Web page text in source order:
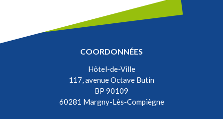
COORDONNÉES
Hôtel-de-Ville
117, avenue Octave Butin
BP 90109
60281 Margny-Lès-Compiègne